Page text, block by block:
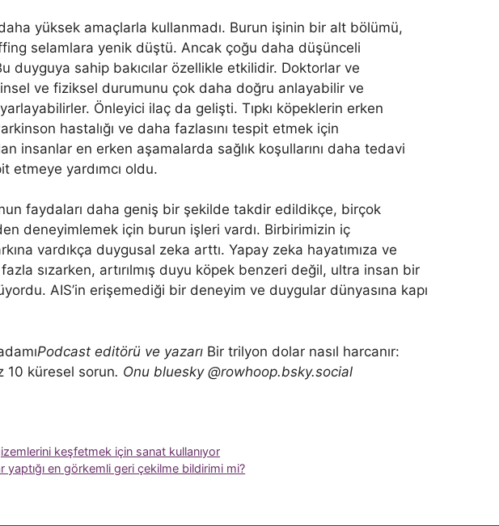
yüksek amaçlarla kullanmadı. Burun işinin bir alt bölümü,
selamlara yenik düştü. Ancak çoğu daha düşünceli
duyguya sahip bakıcılar özellikle etkilidir. Doktorlar ve
ve fiziksel durumunu çok daha doğru anlayabilir ve
Önleyici ilaç da gelişti. Tıpkı köpeklerin erken
hastalığı ve daha fazlasını tespit etmek için
insanlar en erken aşamalarda sağlık koşullarını daha tedavi
etmeye yardımcı oldu.
faydaları daha geniş bir şekilde takdir edildikçe, birçok
deneyimlemek için burun işleri vardı. Birbirimizin iç
vardıkça duygusal zeka arttı. Yapay zeka hayatımıza ve
sızarken, artırılmış duyu köpek benzeri değil, ultra insan bir
AIS’in erişemediği bir deneyim ve duygular dünyasına kapı
Podcast editörü ve yazarı Bir trilyon dolar nasıl harcanır:
10 küresel sorun. Onu bluesky @rowhoop.bsky.social
keşfetmek için sanat kullanıyor
en görkemli geri çekilme bildirimi mi?